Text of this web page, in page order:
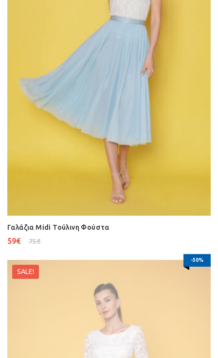
Γαλάζια Midi Τούλινη Φούστα
75€
59€
-50%
SALE!